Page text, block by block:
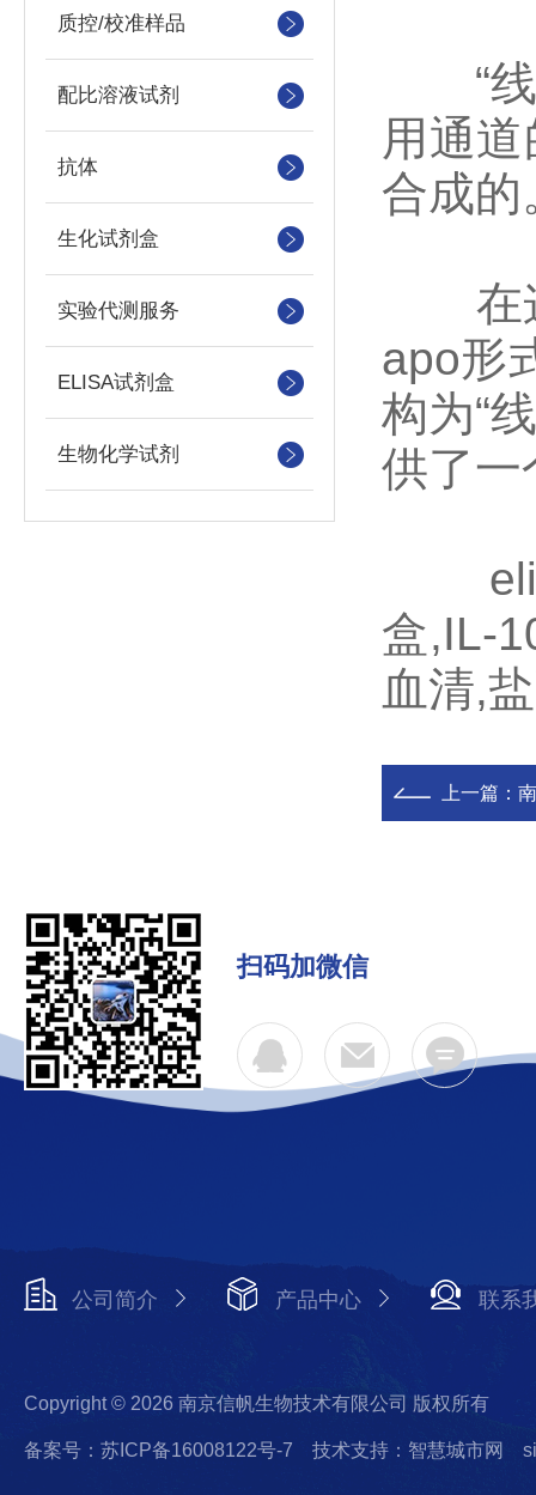
质控/校准样品
配比溶液试剂
抗体
生化试剂盒
实验代测服务
ELISA试剂盒
生物化学试剂
“线
用通
合成的
在这
apo形
构为“
供了一
elisa
盒,IL-
血清,
上一篇：
扫码加微信
公司简介 产品中心 联系
Copyright © 2026 南京信帆生物技术有限公司 版权所有
备案号：苏ICP备16008122号-7 技术支持：智慧城市网